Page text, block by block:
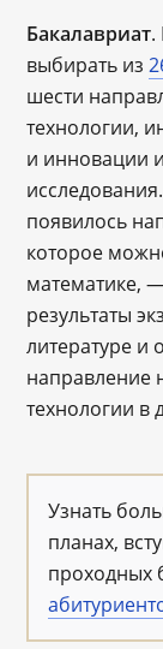
Бакалавриат.
выбирать из
шести
технологии,
и инновации
появилось
которое
математике,
результаты
литературе и
направление
технологии в
Узнать
планах,
проходных